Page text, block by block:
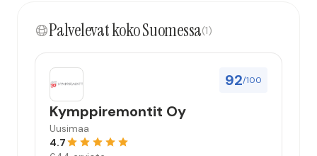
mahdollisuus että palveluita käytän”
Palvelevat koko Suomessa(1)
92/100
Kymppiremontit Oy
Uusimaa
4.7